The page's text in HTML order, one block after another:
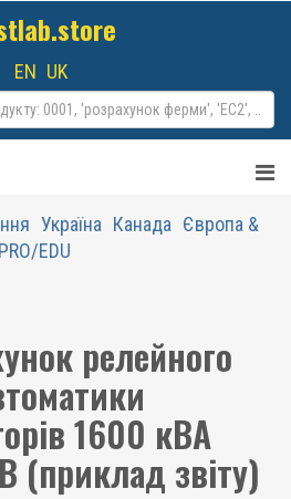
EN UK
Україна Канада Європа &
PRO/EDU
релейного
1600 кВА
(приклад звіту)